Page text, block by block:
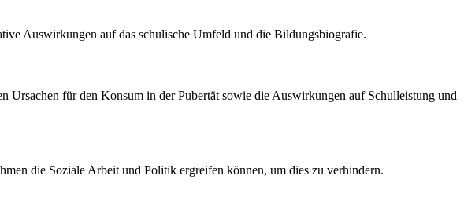
Auswirkungen auf das schulische Umfeld und die Bildungsbiografie.
Ursachen für den Konsum in der Pubertät sowie die Auswirkungen auf Schulleistung und
die Soziale Arbeit und Politik ergreifen können, um dies zu verhindern.